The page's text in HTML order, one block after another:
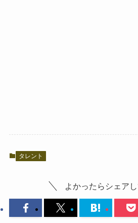
タレント
よかったらシェアし